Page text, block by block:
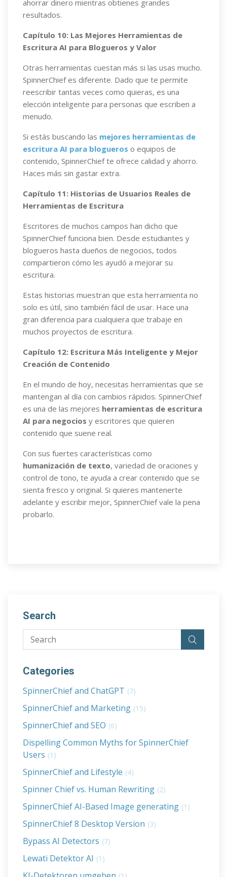
ahorrar dinero mientras obtienes grandes
resultados.
Capítulo 10: Las Mejores Herramientas de
Escritura AI para Blogueros y Valor
Otras herramientas cuestan más si las usas mucho.
SpinnerChief es diferente. Dado que te permite
reescribir tantas veces como quieras, es una
elección inteligente para personas que escriben a
menudo.
Si estás buscando las mejores herramientas de
escritura AI para blogueros o equipos de
contenido, SpinnerChief te ofrece calidad y ahorro.
Haces más sin gastar extra.
Capítulo 11: Historias de Usuarios Reales de
Herramientas de Escritura
Escritores de muchos campos han dicho que
SpinnerChief funciona bien. Desde estudiantes y
blogueros hasta dueños de negocios, todos
compartieron cómo les ayudó a mejorar su
escritura.
Estas historias muestran que esta herramienta no
solo es útil, sino también fácil de usar. Hace una
gran diferencia para cualquiera que trabaje en
muchos proyectos de escritura.
Capítulo 12: Escritura Más Inteligente y Mejor
Creación de Contenido
En el mundo de hoy, necesitas herramientas que se
mantengan al día con cambios rápidos. SpinnerChief
es una de las mejores herramientas de escritura
AI para negocios y escritores que quieren
contenido que suene real.
Con sus fuertes características como
humanización de texto, variedad de oraciones y
control de tono, te ayuda a crear contenido que se
sienta fresco y original. Si quieres mantenerte
adelante y escribir mejor, SpinnerChief vale la pena
probarlo.
Search
Categories
SpinnerChief and ChatGPT (7)
SpinnerChief and Marketing (15)
SpinnerChief and SEO (6)
Dispelling Common Myths for SpinnerChief
Users (1)
SpinnerChief and Lifestyle (4)
Spinner Chief vs. Human Rewriting (2)
SpinnerChief AI-Based Image generating (1)
SpinnerChief 8 Desktop Version (3)
Bypass AI Detectors (7)
Lewati Detektor AI (1)